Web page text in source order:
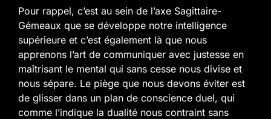
Pour rappel, c’est au sein de l’axe Sagittaire-
Gémeaux que se développe notre intelligence
supérieure et c’est également là que nous
apprenons l’art de communiquer avec justesse en
maîtrisant le mental qui sans cesse nous divise et
nous sépare. Le piège que nous devons éviter est
de glisser dans un plan de conscience duel, qui
comme l’indique la dualité nous contraint sans